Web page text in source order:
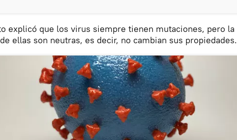
explicó que los virus siempre tienen mutaciones, pero la
ellas son neutras, es decir, no cambian sus propiedades.